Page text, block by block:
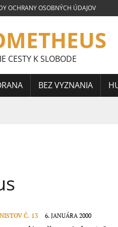
OCHRANY OSOBNÝCH ÚDAJOV
CESTY K SLOBODE
BEZ VYZNANIA
CELOSLOVENSKEJ SÚŤAŽE ESEJÍ JÁNA
CELOSLOVENSKEJ SÚŤAŽE ESEJÍ JÁNA
Č. 13 6. JANUÁRA 2000